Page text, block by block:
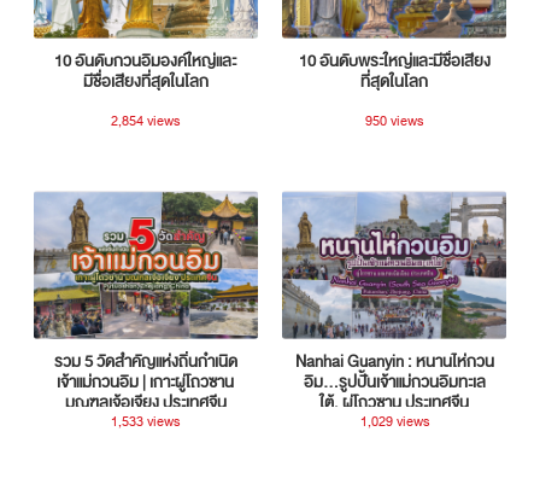
10 อันดับกวนอิมองค์ใหญ่และ
มีชื่อเสียงที่สุดในโลก
2,854 views
10 อันดับพระใหญ่และมีชื่อเสียง
ที่สุดในโลก
950 views
รวม 5 วัดสำคัญแห่งถิ่นกำเนิด
เจ้าแม่กวนอิม | เกาะผู่โถวซาน
มณฑลเจ้อเจียง ประเทศจีน
1,533 views
Nanhai Guanyin : หนานไห่กวน
อิม...รูปปั้นเจ้าแม่กวนอิมทะเล
ใต้, ผู่โถวซาน ประเทศจีน
1,029 views